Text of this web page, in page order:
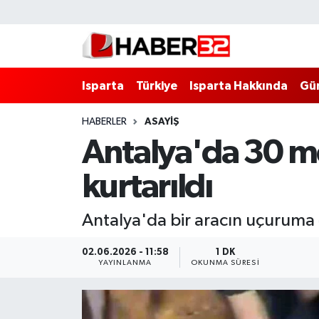
Isparta Türkiye Isparta Hakkında
HABERLER ASAYİŞ
Antalya'da 30
kurtarıldı
Antalya'da bir aracın uçuruma
02.06.2026 - 11:58
YAYINLANMA
1 DK
OKUNMA SÜRESI
Isparta Hakkında
Esnaf Diyor ki;
BİLİM VE TEKNOLOJİ
Isparta Nöbetçi Eczaneler
Isparta Hava Durumu
Isparta Trafik Yoğunluk Haritası
Süper Lig Puan Durumu ve Fikstür
Tüm Manşetler